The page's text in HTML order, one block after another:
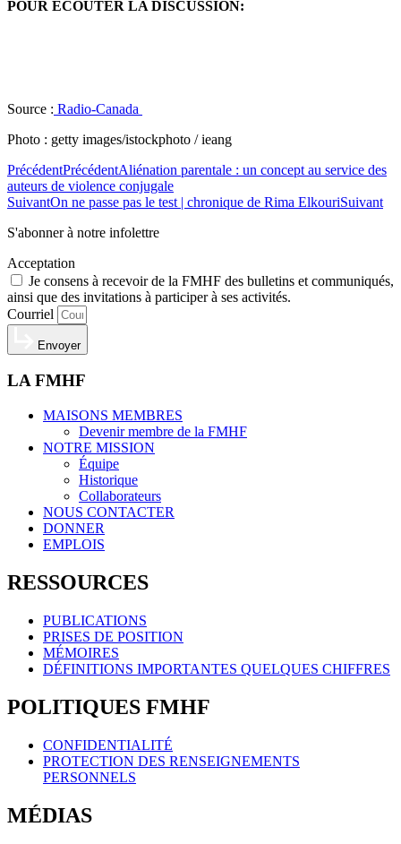
POUR ÉCOUTER LA DISCUSSION:
Source : Radio-Canada
Photo : getty images/istockphoto / ieang
PrécédentPrécédentAliénation parentale : un concept au service des
auteurs de violence conjugale
SuivantOn ne passe pas le test | chronique de Rima ElkouriSuivant
S'abonner à notre infolettre
Acceptation
Je consens à recevoir de la FMHF des bulletins et communiqués,
ainsi que des invitations à participer à ses activités.
Courriel
Envoyer
LA FMHF
MAISONS MEMBRES
Devenir membre de la FMHF
NOTRE MISSION
Équipe
Historique
Collaborateurs
NOUS CONTACTER
DONNER
EMPLOIS
RESSOURCES
PUBLICATIONS
PRISES DE POSITION
MÉMOIRES
DÉFINITIONS IMPORTANTES QUELQUES CHIFFRES
POLITIQUES FMHF
CONFIDENTIALITÉ
PROTECTION DES RENSEIGNEMENTS
PERSONNELS
MÉDIAS